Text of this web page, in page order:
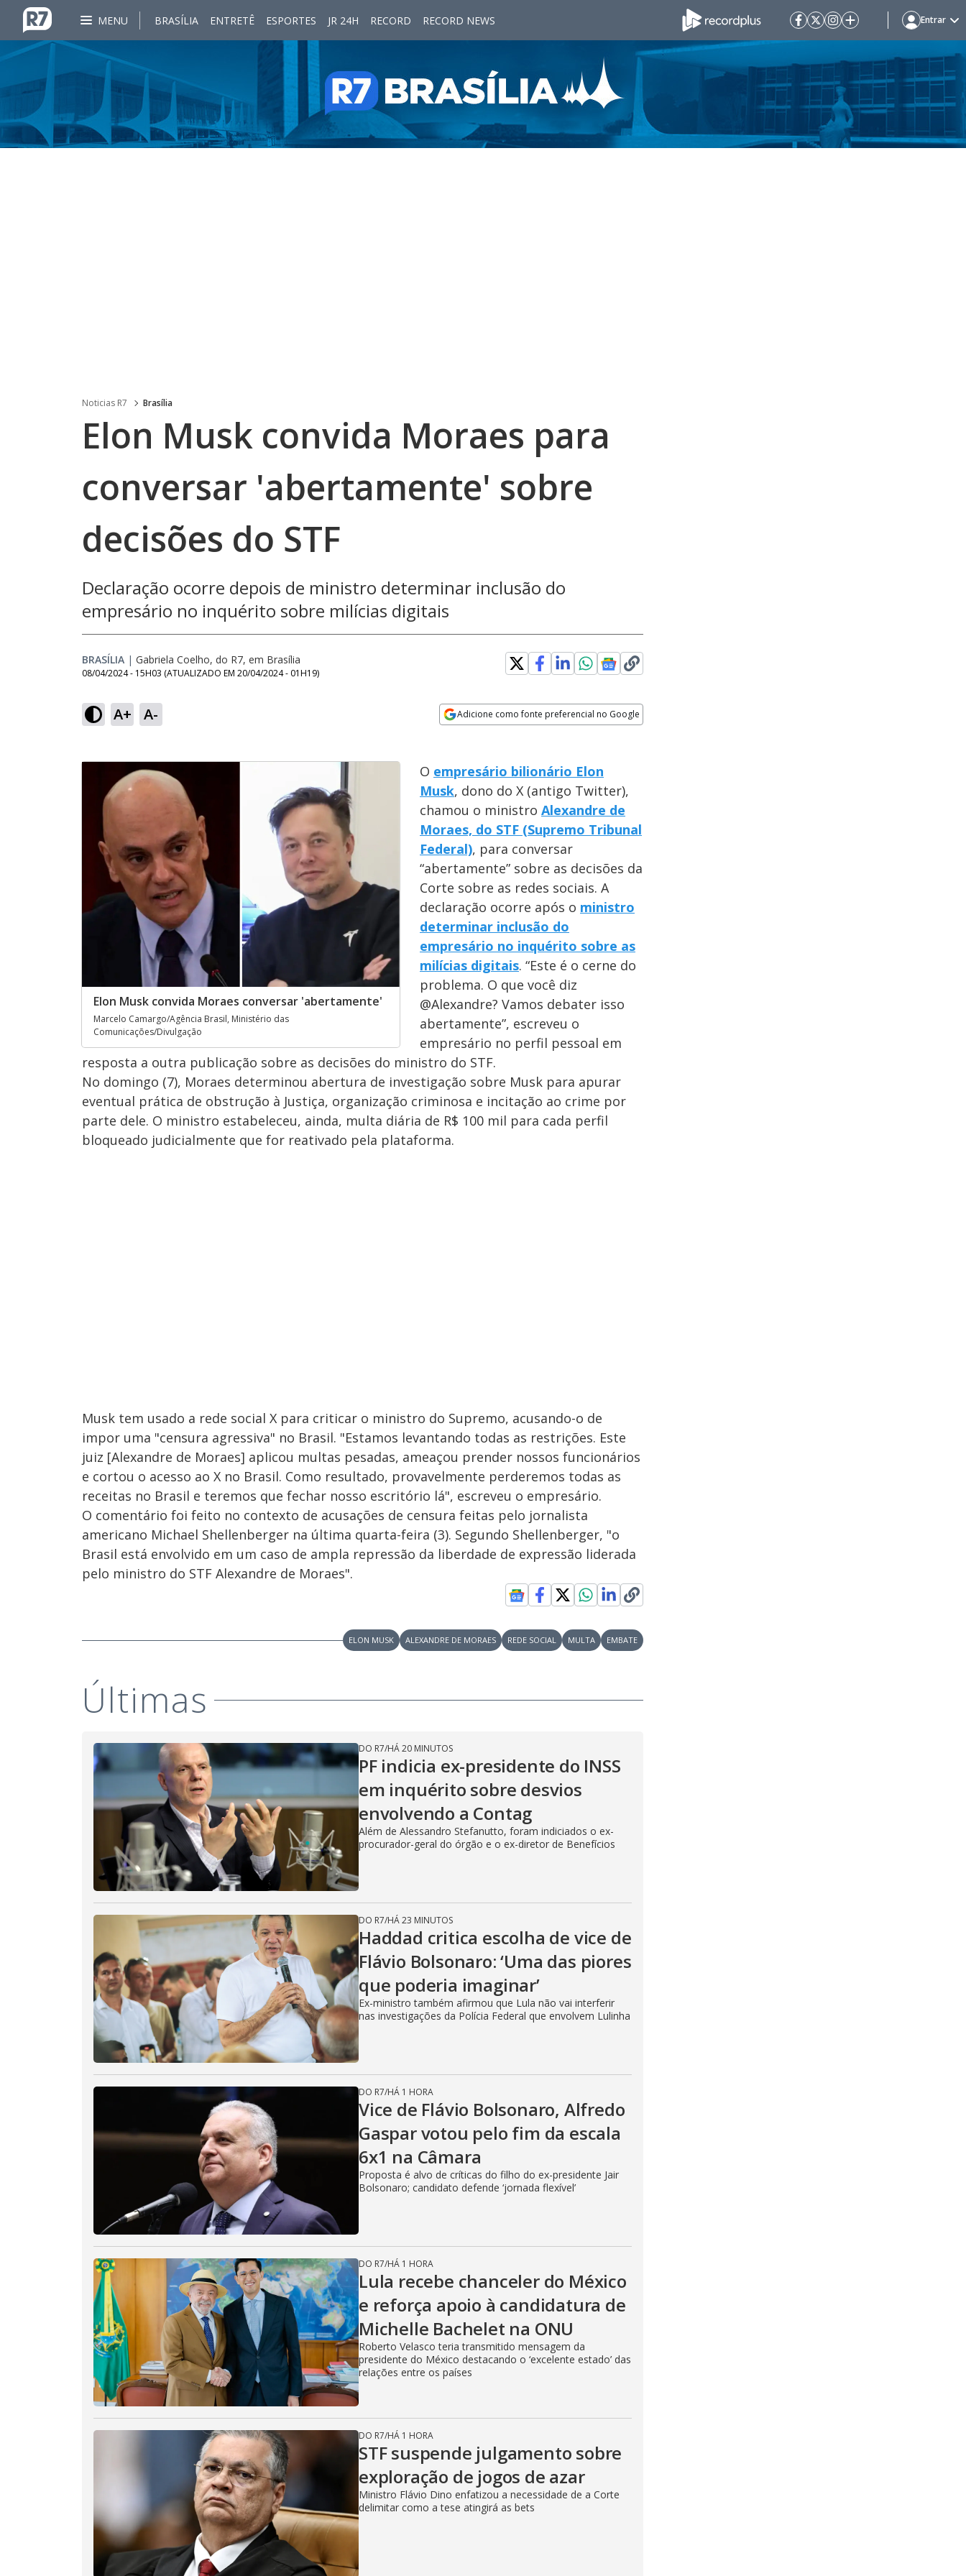
MENU BRASÍLIA ENTRETÊ ESPORTES JR 24H RECORD RECORD NEWS Entrar
Noticias R7 Brasília
Elon Musk convida Moraes para
conversar 'abertamente' sobre
decisões do STF
Declaração ocorre depois de ministro determinar inclusão do
empresário no inquérito sobre milícias digitais
BRASÍLIA | Gabriela Coelho, do R7, em Brasília
08/04/2024 - 15H03 (ATUALIZADO EM 20/04/2024 - 01H19)
A+ A- Adicione como fonte preferencial no Google
Elon Musk convida Moraes conversar 'abertamente'
Marcelo Camargo/Agência Brasil, Ministério das
Comunicações/Divulgação
O empresário bilionário Elon
Musk, dono do X (antigo Twitter),
chamou o ministro Alexandre de
Moraes, do STF (Supremo Tribunal
Federal), para conversar
“abertamente” sobre as decisões da
Corte sobre as redes sociais. A
declaração ocorre após o ministro
determinar inclusão do
empresário no inquérito sobre as
milícias digitais. “Este é o cerne do
problema. O que você diz
@Alexandre? Vamos debater isso
abertamente”, escreveu o
empresário no perfil pessoal em
resposta a outra publicação sobre as decisões do ministro do STF.
No domingo (7), Moraes determinou abertura de investigação sobre Musk para apurar
eventual prática de obstrução à Justiça, organização criminosa e incitação ao crime por
parte dele. O ministro estabeleceu, ainda, multa diária de R$ 100 mil para cada perfil
bloqueado judicialmente que for reativado pela plataforma.
Musk tem usado a rede social X para criticar o ministro do Supremo, acusando-o de
impor uma "censura agressiva" no Brasil. "Estamos levantando todas as restrições. Este
juiz [Alexandre de Moraes] aplicou multas pesadas, ameaçou prender nossos funcionários
e cortou o acesso ao X no Brasil. Como resultado, provavelmente perderemos todas as
receitas no Brasil e teremos que fechar nosso escritório lá", escreveu o empresário.
O comentário foi feito no contexto de acusações de censura feitas pelo jornalista
americano Michael Shellenberger na última quarta-feira (3). Segundo Shellenberger, "o
Brasil está envolvido em um caso de ampla repressão da liberdade de expressão liderada
pelo ministro do STF Alexandre de Moraes".
ELON MUSK ALEXANDRE DE MORAES REDE SOCIAL MULTA EMBATE
Últimas
DO R7/HÁ 20 MINUTOS
PF indicia ex-presidente do INSS
em inquérito sobre desvios
envolvendo a Contag
Além de Alessandro Stefanutto, foram indiciados o ex-
procurador-geral do órgão e o ex-diretor de Benefícios
DO R7/HÁ 23 MINUTOS
Haddad critica escolha de vice de
Flávio Bolsonaro: ‘Uma das piores
que poderia imaginar’
Ex-ministro também afirmou que Lula não vai interferir
nas investigações da Polícia Federal que envolvem Lulinha
DO R7/HÁ 1 HORA
Vice de Flávio Bolsonaro, Alfredo
Gaspar votou pelo fim da escala
6x1 na Câmara
Proposta é alvo de críticas do filho do ex-presidente Jair
Bolsonaro; candidato defende ‘jornada flexível’
DO R7/HÁ 1 HORA
Lula recebe chanceler do México
e reforça apoio à candidatura de
Michelle Bachelet na ONU
Roberto Velasco teria transmitido mensagem da
presidente do México destacando o ‘excelente estado’ das
relações entre os países
DO R7/HÁ 1 HORA
STF suspende julgamento sobre
exploração de jogos de azar
Ministro Flávio Dino enfatizou a necessidade de a Corte
delimitar como a tese atingirá as bets